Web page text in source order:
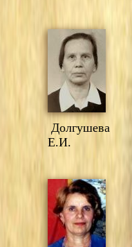
Долгушева
Е.И.